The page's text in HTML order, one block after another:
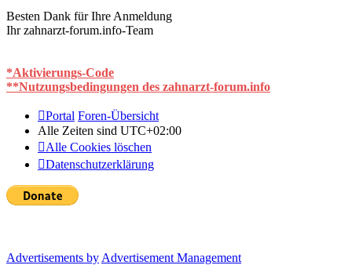
Besten Dank für Ihre Anmeldung
Ihr zahnarzt-forum.info-Team
*Aktivierungs-Code
**Nutzungsbedingungen des zahnarzt-forum.info
Portal Foren-Übersicht
Alle Zeiten sind UTC+02:00
Alle Cookies löschen
Datenschutzerklärung
Advertisements by Advertisement Management